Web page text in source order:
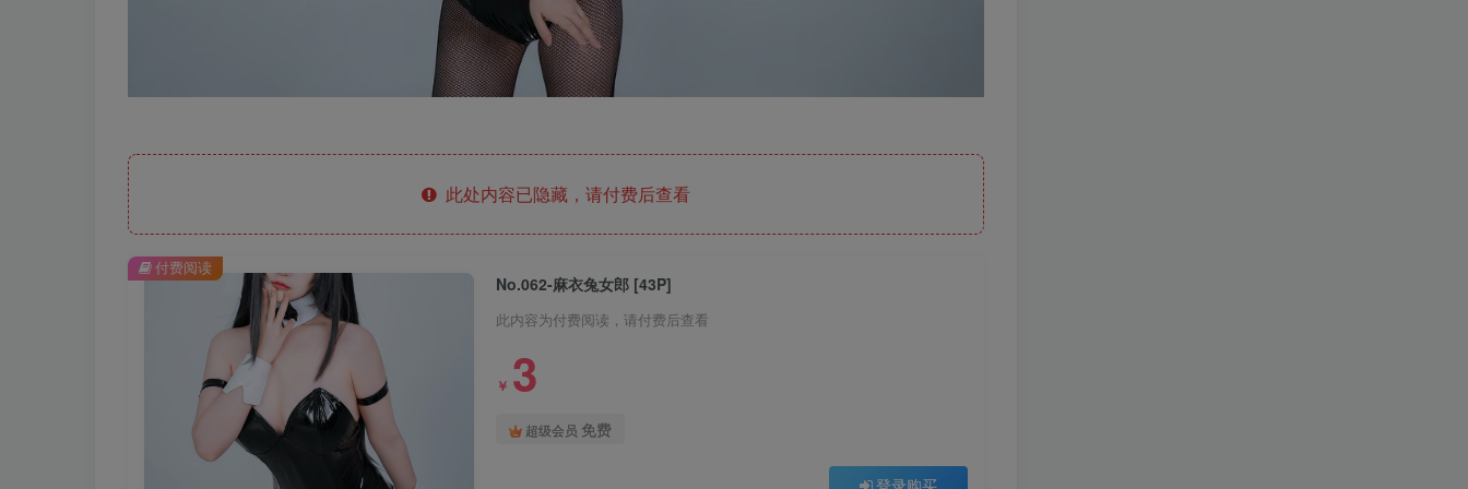
此处内容已隐藏，请付费后查看
No.062-麻衣兔女郎 [43P]
此内容为付费阅读，请付费后查看
￥ 3
超级会员 免费
登录购买
付费阅读